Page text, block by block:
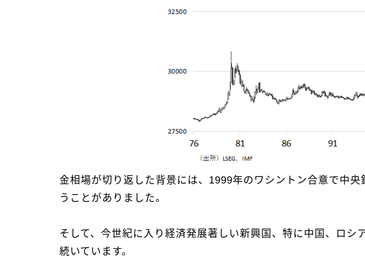
金相場が切り返した背景には、1999年のワシントン合意で中
うことがありました。
そして、今世紀に入り経済発展著しい新興国、特に中国、ロ
続いています。